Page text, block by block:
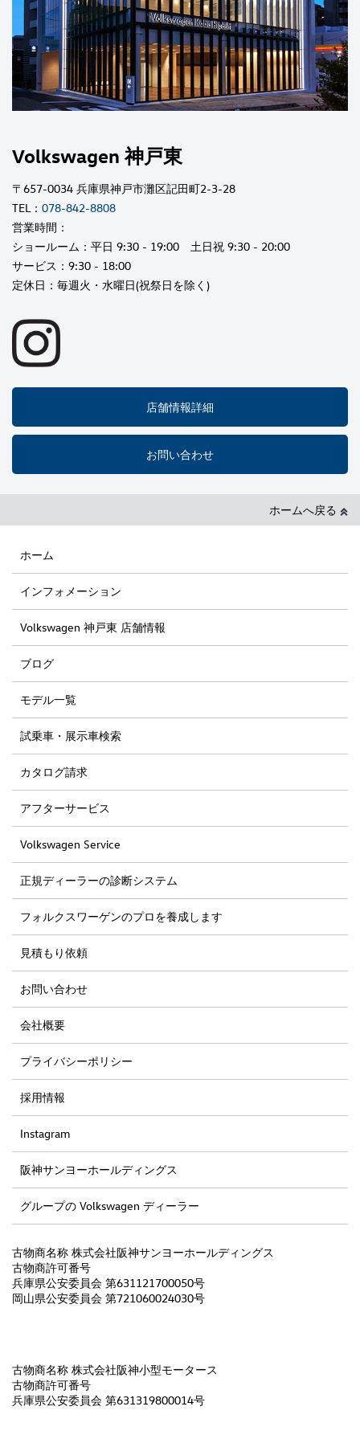
Volkswagen 神戸東
〒657-0034 兵庫県神戸市灘区記田町2-3-28
TEL： 078-842-8808
営業時間：
ショールーム：平日 9:30 - 19:00 土日祝 9:30 - 20:00
サービス：9:30 - 18:00
定休日：毎週火・水曜日(祝祭日を除く)
店舗情報詳細
お問い合わせ
ホームへ戻る
ホーム
インフォメーション
Volkswagen 神戸東 店舗情報
ブログ
モデル一覧
試乗車・展示車検索
カタログ請求
アフターサービス
Volkswagen Service
正規ディーラーの診断システム
フォルクスワーゲンのプロを養成します
見積もり依頼
お問い合わせ
会社概要
プライバシーポリシー
採用情報
Instagram
阪神サンヨーホールディングス
グループの Volkswagen ディーラー
古物商名称 株式会社阪神サンヨーホールディングス
古物商許可番号
兵庫県公安委員会 第631121700050号
岡山県公安委員会 第721060024030号
古物商名称 株式会社阪神小型モータース
古物商許可番号
兵庫県公安委員会 第631319800014号